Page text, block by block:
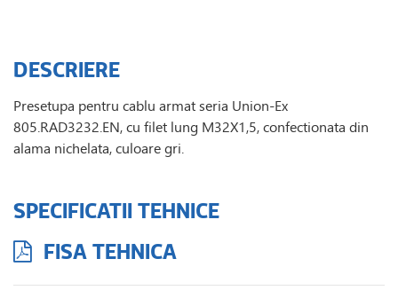
DESCRIERE
Presetupa pentru cablu armat seria Union-Ex
805.RAD3232.EN, cu filet lung M32X1,5, confectionata din
alama nichelata, culoare gri.
SPECIFICATII TEHNICE
FISA TEHNICA